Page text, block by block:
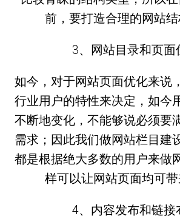
前，要打造合理的网站结
3、网站目录和页面
如今，对于网站页面优化来说
行业用户的特性来决定，如今
不断地变化，不能够说必须要
需求；因此我们做网站栏目建
都是根据绝大多数的用户来做
样可以让网站页面均可带
4、内容发布和链接